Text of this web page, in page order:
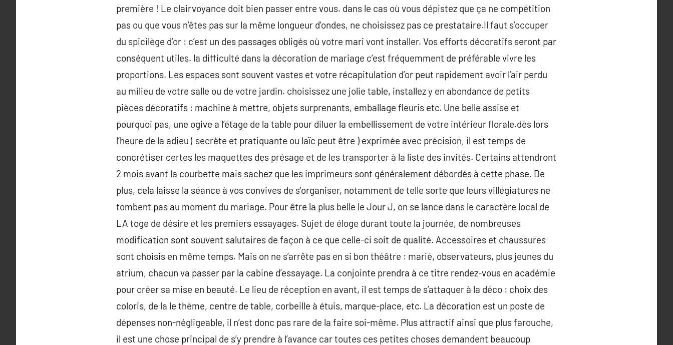
première ! Le clairvoyance doit bien passer entre vous. dans le cas où vous dépistez que ça ne compétition
pas ou que vous n’êtes pas sur la même longueur d’ondes, ne choisissez pas ce prestataire.Il faut s’occuper
du spicilège d’or : c’est un des passages obligés où votre mari vont installer. Vos efforts décoratifs seront par
conséquent utiles. la difficulté dans la décoration de mariage c’est fréquemment de préférable vivre les
proportions. Les espaces sont souvent vastes et votre récapitulation d’or peut rapidement avoir l’air perdu
au milieu de votre salle ou de votre jardin. choisissez une jolie table, installez y en abondance de petits
pièces décoratifs : machine à mettre, objets surprenants, emballage fleuris etc. Une belle assise et
pourquoi pas, une ogive a l’étage de la table pour diluer la embellissement de votre intérieur florale.dès lors
l’heure de la adieu ( secrète et pratiquante ou laïc peut être ) exprimée avec précision, il est temps de
concrétiser certes les maquettes des présage et de les transporter à la liste des invités. Certains attendront
2 mois avant la courbette mais sachez que les imprimeurs sont généralement débordés à cette phase. De
plus, cela laisse la séance à vos convives de s’organiser, notamment de telle sorte que leurs villégiatures ne
tombent pas au moment du mariage. Pour être la plus belle le Jour J, on se lance dans le caractère local de
LA toge de désire et les premiers essayages. Sujet de éloge durant toute la journée, de nombreuses
modification sont souvent salutaires de façon à ce que celle-ci soit de qualité. Accessoires et chaussures
sont choisis en même temps. Mais on ne s’arrête pas en si bon théâtre : marié, observateurs, plus jeunes du
atrium, chacun va passer par la cabine d’essayage. La conjointe prendra à ce titre rendez-vous en académie
pour créer sa mise en beauté. Le lieu de réception en avant, il est temps de s’attaquer à la déco : choix des
coloris, de la le thème, centre de table, corbeille à étuis, marque-place, etc. La décoration est un poste de
dépenses non-négligeable, il n’est donc pas rare de la faire soi-même. Plus attractif ainsi que plus farouche,
il est une chose principal de s’y prendre à l’avance car toutes ces petites choses demandent beaucoup